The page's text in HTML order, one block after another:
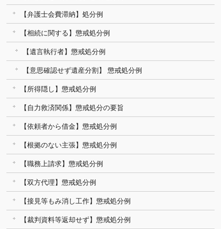
【弁護士会費滞納】処分例
【相続に関する】懲戒処分例
【遺言執行者】懲戒処分例
【意思確認せず遺産分割】 懲戒処分例
【所得隠し】懲戒処分例
【自力救済関係】懲戒処分の要旨
【依頼者から借金】懲戒処分例
【根拠のない主張】懲戒処分例
【職務上請求】懲戒処分例
【双方代理】懲戒処分例
【接見等もみ消し工作】懲戒処分例
【裁判資料等返却せず】懲戒処分例